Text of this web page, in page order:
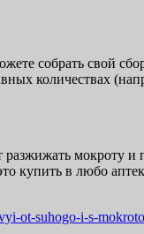
собрать свой
количествах
мокроту
купить в любо
ot-suhogo-i-s-